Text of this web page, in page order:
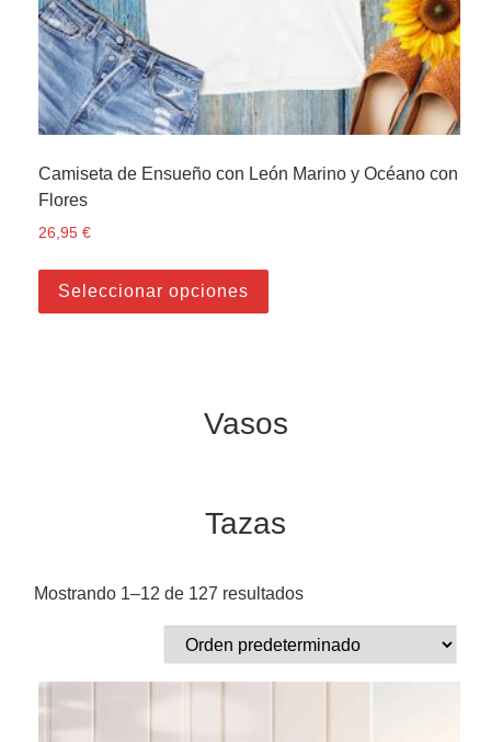
Camiseta de Ensueño con León Marino y Océano con
Flores
26,95€
Seleccionar opciones
Vasos
Tazas
Mostrando 1–12 de 127 resultados